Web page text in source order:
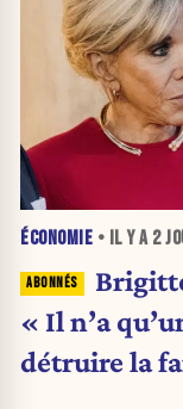
ÉCONOMIE • IL Y A 2
« Il n’a
détruire la